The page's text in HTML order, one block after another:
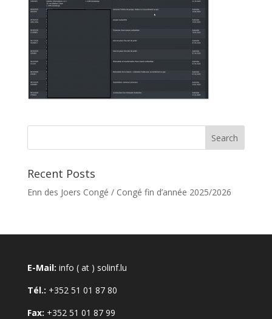
Recent Posts
Enn des Joers Congé / Congé fin d’année 2025/2026
E-Mail: info ( at ) solinf.lu
Tél.: +352 51 01 87 80
Fax: +352 51 01 87 99